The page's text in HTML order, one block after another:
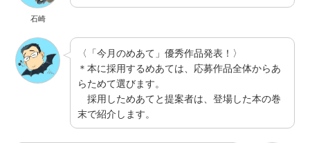
石崎
〈「今月のめあて」優秀作品発表！〉
＊本に採用するめあては、応募作品全体からあ
らためて選びます。
採用しためあてと提案者は、登場した本の巻
末で紹介します。